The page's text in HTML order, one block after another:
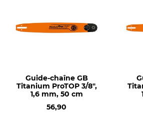
Guide-chaîne GB
Titanium ProTOP 3/8",
1,6 mm, 50 cm
56,90